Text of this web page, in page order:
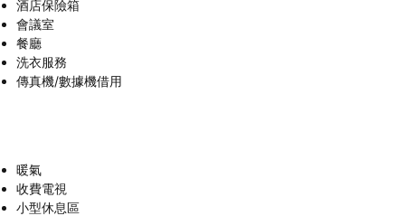
酒店保險箱
會議室
餐廳
洗衣服務
傳真機/數據機借用
暖氣
收費電視
小型休息區